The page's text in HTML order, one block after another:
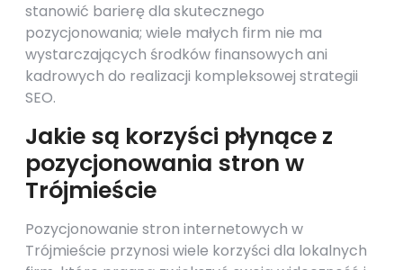
stanowić barierę dla skutecznego
pozycjonowania; wiele małych firm nie ma
wystarczających środków finansowych ani
kadrowych do realizacji kompleksowej strategii
SEO.
Jakie są korzyści płynące z
pozycjonowania stron w
Trójmieście
Pozycjonowanie stron internetowych w
Trójmieście przynosi wiele korzyści dla lokalnych